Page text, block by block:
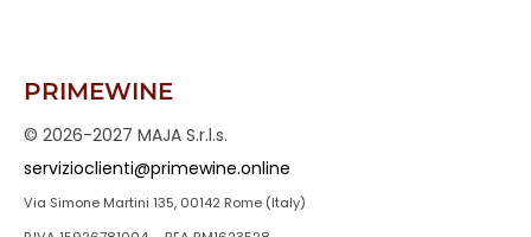
PRIMEWINE
© 2026-2027 MAJA S.r.l.s.
servizioclienti@primewine.online
Via Simone Martini 135, 00142 Rome (Italy)